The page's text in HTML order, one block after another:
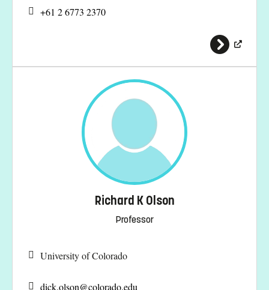
+61 2 6773 2370
Richard K Olson
Professor
University of Colorado
dick.olson@colorado.edu